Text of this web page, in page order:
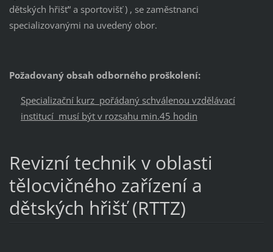
dětských hřišť“ a sportovišť ) , se zaměstnanci
specializovanými na uvedený obor.
Požadovaný obsah odborného proškolení:
Specializační kurz pořádaný schválenou vzdělávací
institucí musí být v rozsahu min.45 hodin
Revizní technik v oblasti
tělocvičného zařízení a
dětských hřišť (RTTZ)